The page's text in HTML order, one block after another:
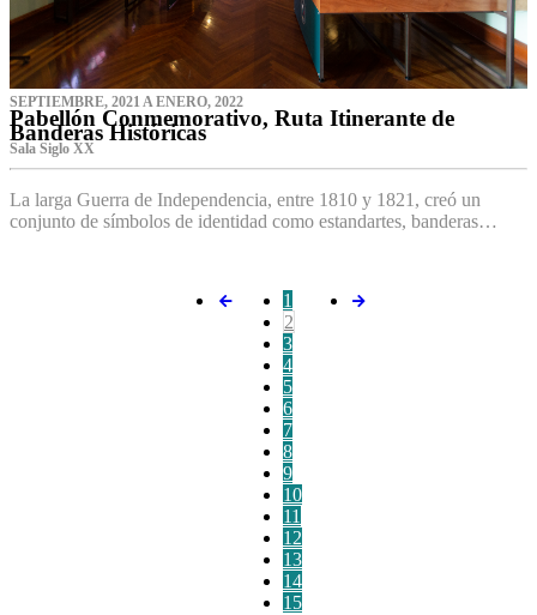
SEPTIEMBRE, 2021 A ENERO, 2022
Pabellón Conmemorativo, Ruta Itinerante de
Banderas Históricas
Sala Siglo XX
La larga Guerra de Independencia, entre 1810 y 1821, creó un
conjunto de símbolos de identidad como estandartes, banderas…
1
2
3
4
5
6
7
8
9
10
11
12
13
14
15